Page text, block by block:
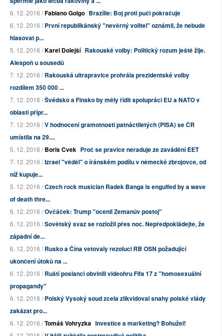
6. 12. 2016 /Fabiano Golgo Brazílie: Boj proti puči pokračuje
6. 12. 2016 /První republikánský "nevěrný volitel" oznámil, že nebude
hlasovat p...
5. 12. 2016 /Karel Dolejší Rakouské volby: Politický rozum ještě žije.
Alespoň u sousedů
7. 12. 2016 /Rakouská ultrapravice prohrála prezidentské volby
rozdílem 350 000 ...
7. 12. 2016 /Švédsko a Finsko by měly řídit spolupráci EU a NATO v
oblasti přípr...
7. 12. 2016 /V hodnocení gramotnosti patnáctiletých (PISA) se ČR
umístila na 29....
5. 12. 2016 /Boris Cvek Proč se pravice neraduje ze zavádění EET
7. 12. 2016 /Izrael "věděl" o íránském podílu v německé zbrojovce, od
níž kupuje...
5. 12. 2016 /Czech rock musician Radek Banga is engulfed by a wave
of death thre...
6. 12. 2016 /Ovčáček: Trump "ocenil Zemanův postoj"
6. 12. 2016 /Sovětský svaz se rozložil přes noc. Nepředpokládejte, že
západní de...
6. 12. 2016 /Rusko a Čína vetovaly rezoluci RB OSN požadující
ukončení útoků na ...
6. 12. 2016 /Ruští poslanci obvinili videohru Fifa 17 z "homosexuální
propagandy"
6. 12. 2016 /Polský Vysoký soud zcela zlikvidoval snahy polské vlády
zakázat pro...
6. 12. 2016 /Tomáš Vohryzka Investice a marketing? Bohužel!